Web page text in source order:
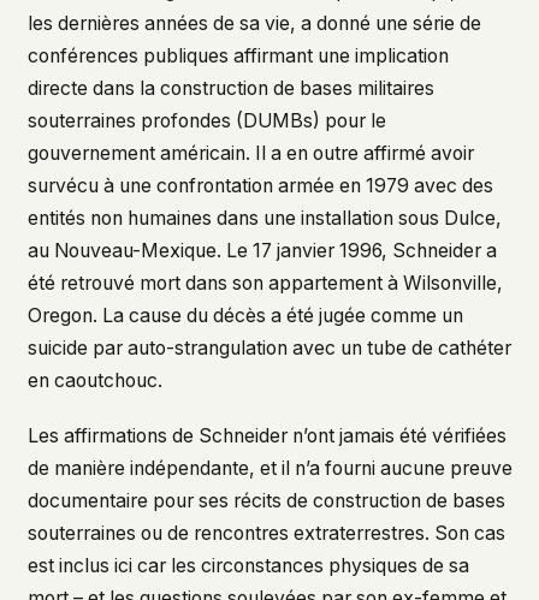
what devices they use, or whether they come
chose not to.
topic attracts government attention, and the
people reading about it deserve to do so without
being watched. If you're a whistleblower, a
someone who's curious – your visit here is yours
alone.
WHAT WE CAN'T CONTROL
Your internet provider can see that you
connected to ufouap.com (they can see this for
every website you visit). Your DNS provider
resolves the domain. Standard web server logs
don't use them, but we can't pretend they don't
exist.
If this concerns you, a VPN or Tor will handle it.
We won't judge – we'd do the same.
This isn't a privacy policy written by lawyers to
protect us. It's a promise written by us to protect
les dernières années de sa vie, a donné une série de
conférences publiques affirmant une implication
directe dans la construction de bases militaires
souterraines profondes (DUMBs) pour le
gouvernement américain. Il a en outre affirmé avoir
survécu à une confrontation armée en 1979 avec des
entités non humaines dans une installation sous Dulce,
au Nouveau-Mexique. Le 17 janvier 1996, Schneider a
été retrouvé mort dans son appartement à Wilsonville,
Oregon. La cause du décès a été jugée comme un
suicide par auto-strangulation avec un tube de cathéter
en caoutchouc.
Les affirmations de Schneider n’ont jamais été vérifiées
de manière indépendante, et il n’a fourni aucune preuve
documentaire pour ses récits de construction de bases
souterraines ou de rencontres extraterrestres. Son cas
est inclus ici car les circonstances physiques de sa